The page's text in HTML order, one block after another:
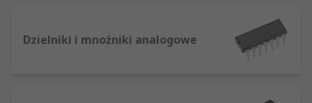
Dzielniki i mnożniki analogowe